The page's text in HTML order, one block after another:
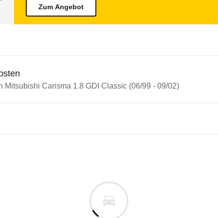
Zum Angebot
Mitsubishi Carisma 1.8 GDI Classic (06/99 - 09/02)